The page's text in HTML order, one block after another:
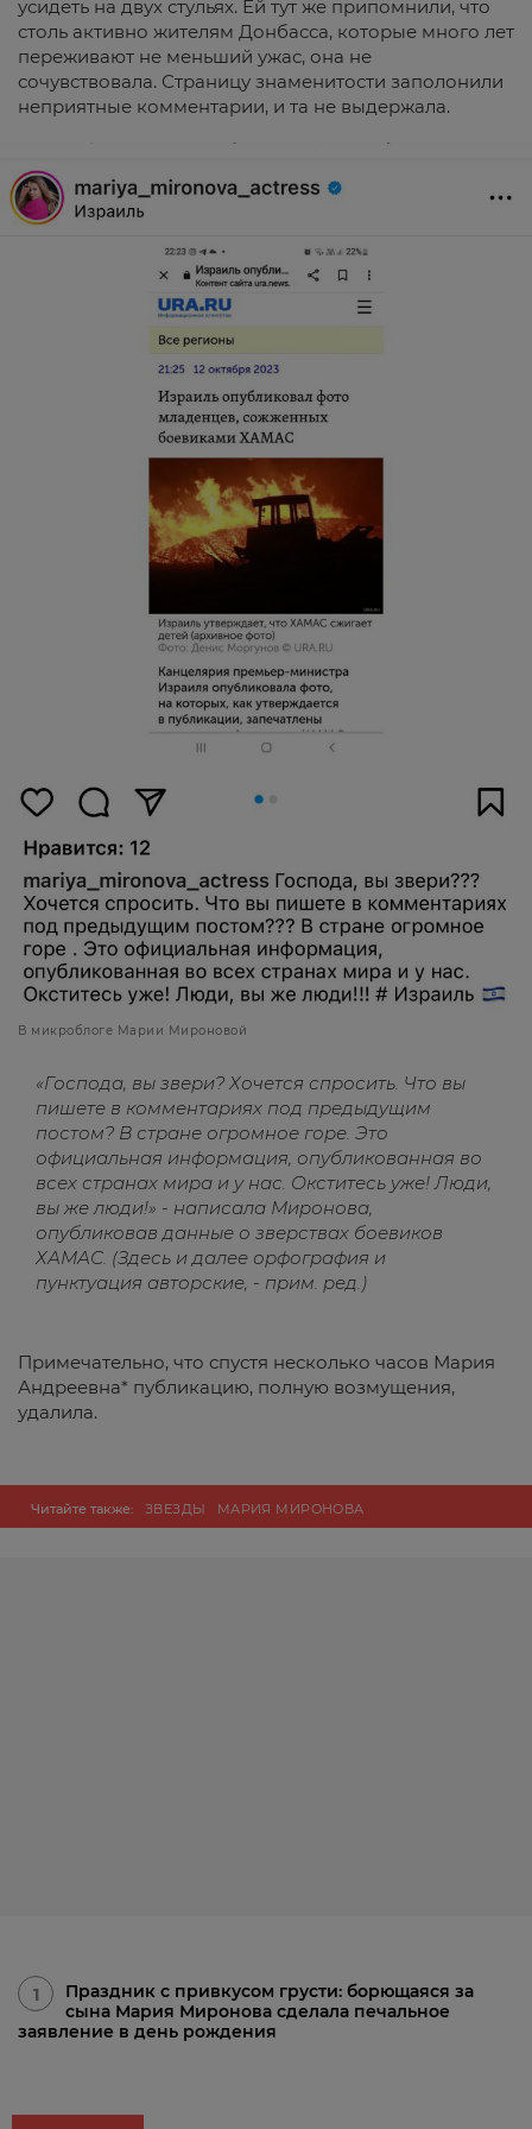
усидеть на двух стульях. Ей тут же припомнили, что
столь активно жителям Донбасса, которые много лет
переживают не меньший ужас, она не
сочувствовала. Страницу знаменитости заполонили
неприятные комментарии, и та не выдержала.
В микроблоге Марии Мироновой
«Господа, вы звери? Хочется спросить. Что вы
пишете в комментариях под предыдущим
постом? В стране огромное горе. Это
официальная информация, опубликованная во
всех странах мира и у нас. Окститесь уже! Люди,
вы же люди!» - написала Миронова,
опубликовав данные о зверствах боевиков
ХАМАС. (Здесь и далее орфография и
пунктуация авторские, - прим. ред.)
Примечательно, что спустя несколько часов Мария
Андреевна* публикацию, полную возмущения,
удалила.
Читайте также: ЗВЕЗДЫ МАРИЯ МИРОНОВА
1
Праздник с привкусом грусти: борющаяся за
сына Мария Миронова сделала печальное
заявление в день рождения